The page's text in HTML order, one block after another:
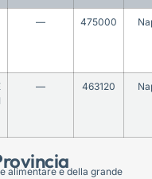
— 475000
— 463120
alimentare e della grande